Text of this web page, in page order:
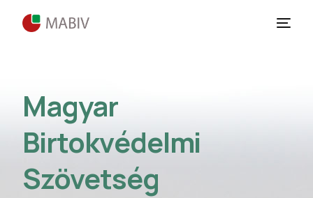
Magyar
Birtokvédelmi
Szövetség